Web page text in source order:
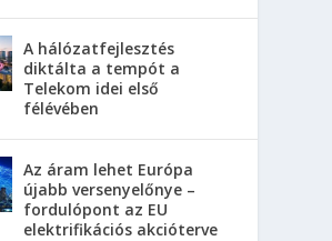
A hálózatfejlesztés
diktálta a tempót a
Telekom idei első
félévében
Az áram lehet Európa
újabb versenyelőnye –
fordulópont az EU
elektrifikációs akcióterve